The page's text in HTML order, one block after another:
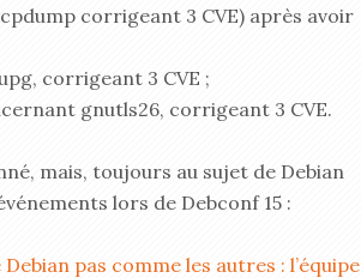
corrigeant 3 CVE) après avoir
corrigeant 3 CVE ;
gnutls26, corrigeant 3 CVE.
mais, toujours au sujet de Debian
lors de Debconf 15 :
pas comme les autres : l’équipe